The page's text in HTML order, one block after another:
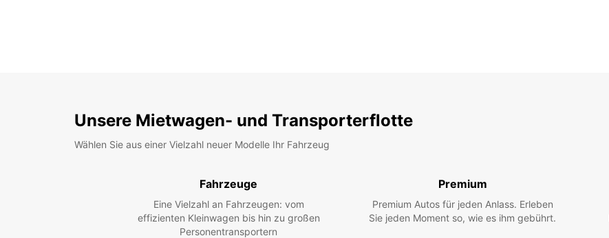
Unsere Mietwagen- und Transporterflotte
Wählen Sie aus einer Vielzahl neuer Modelle Ihr Fahrzeug
Fahrzeuge
Eine Vielzahl an Fahrzeugen: vom
effizienten Kleinwagen bis hin zu großen
Personentransportern
Premium
Premium Autos für jeden Anlass. Erleben
Sie jeden Moment so, wie es ihm gebührt.